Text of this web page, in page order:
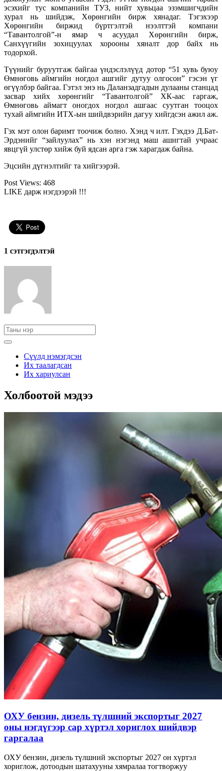
эсэхийг тус компанийн ТУЗ, нийт хувьцаа эзэмшигчдийн
хурал нь шийдэж, Хөрөнгийн бирж хянадаг. Тэгэхээр
Хөрөнгийн биржид бүртгэлтэй нээлттэй компани
“Тавантолгой”-н ямар ч асуудал Хөрөнгийн бирж,
Санхүүгийн зохицуулах хорооны хяналт дор байх нь
тодорхой.
Түүнийг буруутгаж байгаа үндэслэлүүд дотор “51 хувь буюу
Өмнөговь аймгийн ногдол ашгийг дутуу олгосон” гэсэн үг
өгүүлбэр байгаа. Гэтэл энэ нь Даланзадгадын дулааны станцад
засвар хийх хөрөнгийг “Тавантолгой” ХК-аас гаргаж,
Өмнөговь аймагт оногдох ногдол ашгаас суутган тооцох
тухай аймгийн ИТХ-ын шийдвэрийн дагуу хийгдсэн ажил аж.
Гэх мэт олон баримт тоочиж болно. Хэнд ч илт. Гэхдээ Д.Бат-
Эрдэнийг “зайлуулах” нь хэн нэгэнд маш ашигтай учраас
явцгүй улстөр хийж буй ядсан арга гэж харагдаж байна.
Эцсийн дүгнэлтийг та хийгээрэй.
Post Views: 468
LIKE дарж нэгдээрэй !!!
1 сэтгэгдэлтэй
Сүүлд нэмэгдсэн
Их таалагдсан
Их хариулсан
Холбоотой мэдээ
ОХУ бензин, дизель түлшний экспортыг 2027
оны нэгдүгээр сар хүртэл хориглох шийдвэр
гаргалаа
ОХУ бензин, дизель түлшний экспортыг 2027 он хүртэл
хориглож, дотоодын шатахууны хямралаа тогтворжуу